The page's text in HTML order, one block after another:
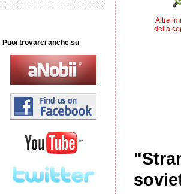
Puoi trovarci anche su
Altre
della